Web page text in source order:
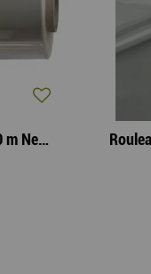
Rouleau Polypro 80 cm x 120 m Neutre 40µ